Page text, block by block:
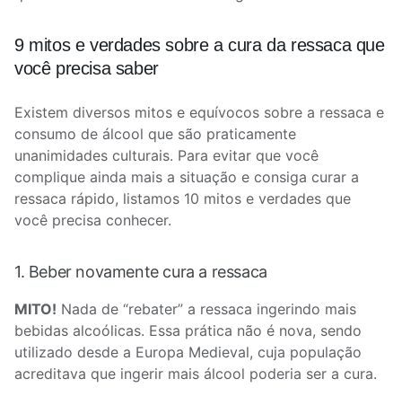
9 mitos e verdades sobre a cura da ressaca que
você precisa saber
Existem diversos mitos e equívocos sobre a ressaca e
consumo de álcool que são praticamente
unanimidades culturais. Para evitar que você
complique ainda mais a situação e consiga curar a
ressaca rápido, listamos 10 mitos e verdades que
você precisa conhecer.
1. Beber novamente cura a ressaca
MITO! Nada de “rebater” a ressaca ingerindo mais
bebidas alcoólicas. Essa prática não é nova, sendo
utilizado desde a Europa Medieval, cuja população
acreditava que ingerir mais álcool poderia ser a cura.